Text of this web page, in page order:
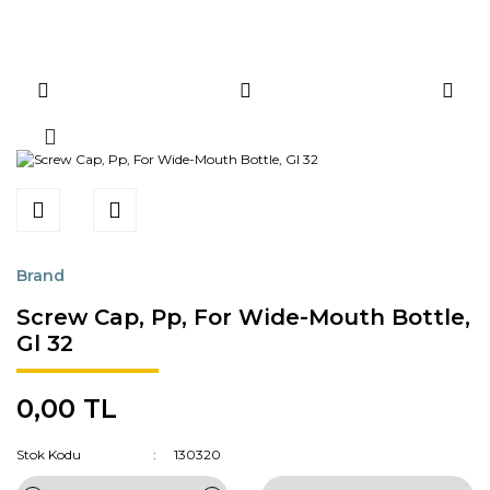
Brand
Screw Cap, Pp, For Wide-Mouth Bottle,
Gl 32
0,00 TL
Stok Kodu 130320